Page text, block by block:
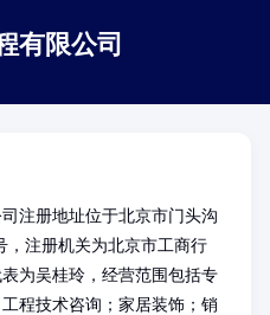
有限公司
注册地址位于北京市门头沟
，注册机关为北京市工商行
为吴桂玲，经营范围包括专
程技术咨询；家居装饰；销